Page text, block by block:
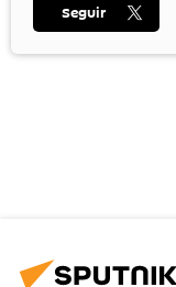
Seguir